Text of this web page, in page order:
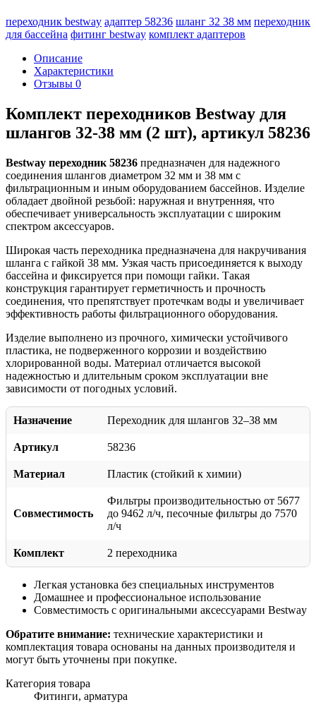
переходник bestway адаптер 58236 шланг 32 38 мм переходник
для бассейна фитинг bestway комплект адаптеров
Описание
Характеристики
Отзывы 0
Комплект переходников Bestway для
шлангов 32-38 мм (2 шт), артикул 58236
Bestway переходник 58236 предназначен для надежного
соединения шлангов диаметром 32 мм и 38 мм с
фильтрационным и иным оборудованием бассейнов. Изделие
обладает двойной резьбой: наружная и внутренняя, что
обеспечивает универсальность эксплуатации с широким
спектром аксессуаров.
Широкая часть переходника предназначена для накручивания
шланга с гайкой 38 мм. Узкая часть присоединяется к выходу
бассейна и фиксируется при помощи гайки. Такая
конструкция гарантирует герметичность и прочность
соединения, что препятствует протечкам воды и увеличивает
эффективность работы фильтрационного оборудования.
Изделие выполнено из прочного, химически устойчивого
пластика, не подверженного коррозии и воздействию
хлорированной воды. Материал отличается высокой
надежностью и длительным сроком эксплуатации вне
зависимости от погодных условий.
Назначение Переходник для шлангов 32–38 мм
Артикул 58236
Материал Пластик (стойкий к химии)
Совместимость
Фильтры производительностью от 5677
до 9462 л/ч, песочные фильтры до 7570
л/ч
Комплект 2 переходника
Легкая установка без специальных инструментов
Домашнее и профессиональное использование
Совместимость с оригинальными аксессуарами Bestway
Обратите внимание: технические характеристики и
комплектация товара основаны на данных производителя и
могут быть уточнены при покупке.
Категория товара
Фитинги, арматура